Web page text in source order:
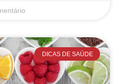
DICAS DE SAÚDE